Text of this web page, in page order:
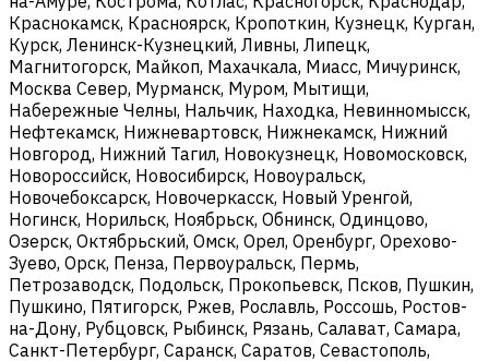
Краснокамск, Красноярск, Кропоткин, Кузнецк, Курган,
Курск, Ленинск-Кузнецкий, Ливны, Липецк,
Магнитогорск, Майкоп, Махачкала, Миасс, Мичуринск,
Москва Север, Мурманск, Муром, Мытищи,
Набережные Челны, Нальчик, Находка, Невинномысск,
Нефтекамск, Нижневартовск, Нижнекамск, Нижний
Новгород, Нижний Тагил, Новокузнецк, Новомосковск,
Новороссийск, Новосибирск, Новоуральск,
Новочебоксарск, Новочеркасск, Новый Уренгой,
Ногинск, Норильск, Ноябрьск, Обнинск, Одинцово,
Озерск, Октябрьский, Омск, Орел, Оренбург, Орехово-
Зуево, Орск, Пенза, Первоуральск, Пермь,
Петрозаводск, Подольск, Прокопьевск, Псков, Пушкин,
Пушкино, Пятигорск, Ржев, Рославль, Россошь, Ростов-
на-Дону, Рубцовск, Рыбинск, Рязань, Салават, Самара,
Санкт-Петербург, Саранск, Саратов, Севастополь,